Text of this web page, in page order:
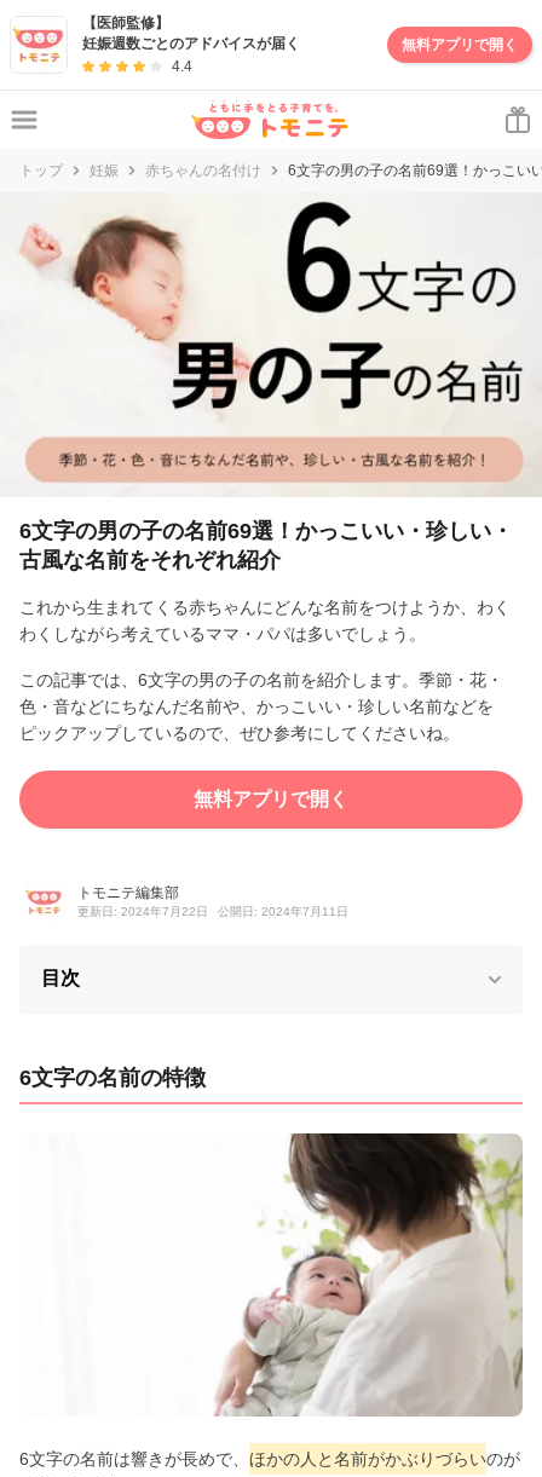
【医師監修】
妊娠週数ごとのアドバイスが届く
4.4
無料アプリで開く
トップ 妊娠 赤ちゃんの名付け 6文字の男の子の名前69選！かっこい
6文字の男の子の名前69選！かっこいい・珍しい・
古風な名前をそれぞれ紹介
これから生まれてくる赤ちゃんにどんな名前をつけようか、わく
わくしながら考えているママ・パパは多いでしょう。
この記事では、6文字の男の子の名前を紹介します。季節・花・
色・音などにちなんだ名前や、かっこいい・珍しい名前などを
ピックアップしているので、ぜひ参考にしてくださいね。
無料アプリで開く
トモニテ編集部
更新日: 2024年7月22日 公開日: 2024年7月11日
目次
6文字の名前の特徴
6文字の名前は響きが長めで、 ほかの人と名前がかぶりづらいのが
妊娠・出産・子育て情報サイト | トモニテ